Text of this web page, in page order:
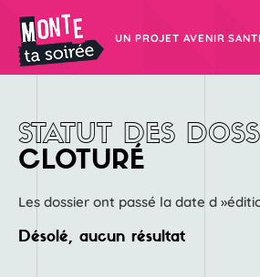
UN PROJET AVENIR
STATUT DES
CLOTURÉ
Les dossier ont passé la date d
Désolé, aucun résultat